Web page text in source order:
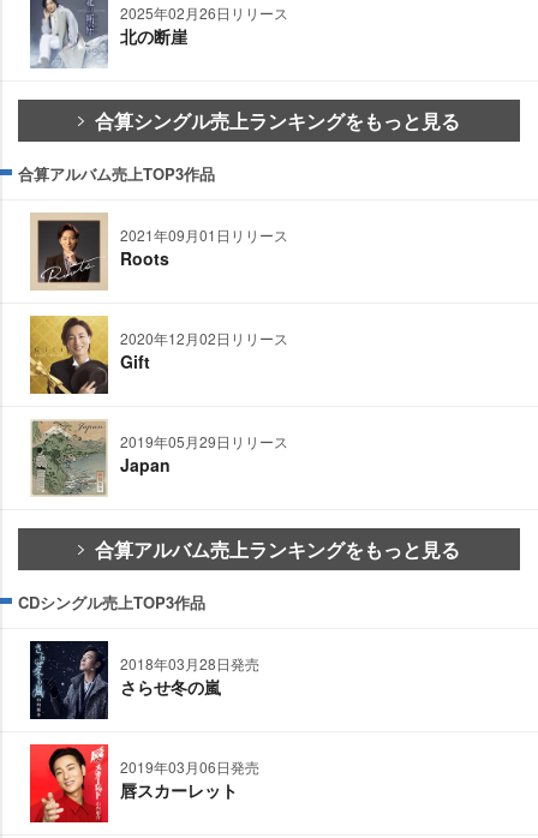
2025年02月26日リリース
北の断崖
合算シングル売上ランキングをもっと見る
合算アルバム売上TOP3作品
2021年09月01日リリース
Roots
2020年12月02日リリース
Gift
2019年05月29日リリース
Japan
合算アルバム売上ランキングをもっと見る
CDシングル売上TOP3作品
2018年03月28日発売
さらせ冬の嵐
2019年03月06日発売
唇スカーレット